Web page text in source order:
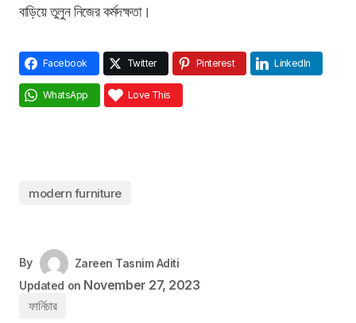
বাড়িয়ে তুলুন নিজের কর্মদক্ষতা।
Facebook Twitter Pinterest LinkedIn
WhatsApp Love This
modern furniture
By
Zareen Tasnim Aditi
Updated on November 27, 2023
ফার্নিচার